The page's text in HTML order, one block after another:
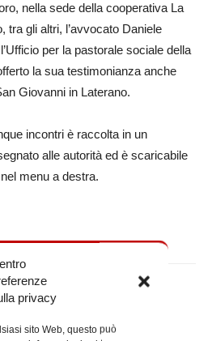
privacy
sito Web, questo può
nella sede della cooperativa La
tra gli altri, l’avvocato Daniele
per la pastorale sociale della
la sua testimonianza anche
Giovanni in Laterano.
incontri è raccolta in un
alle autorità ed è scaricabile
menu a destra.